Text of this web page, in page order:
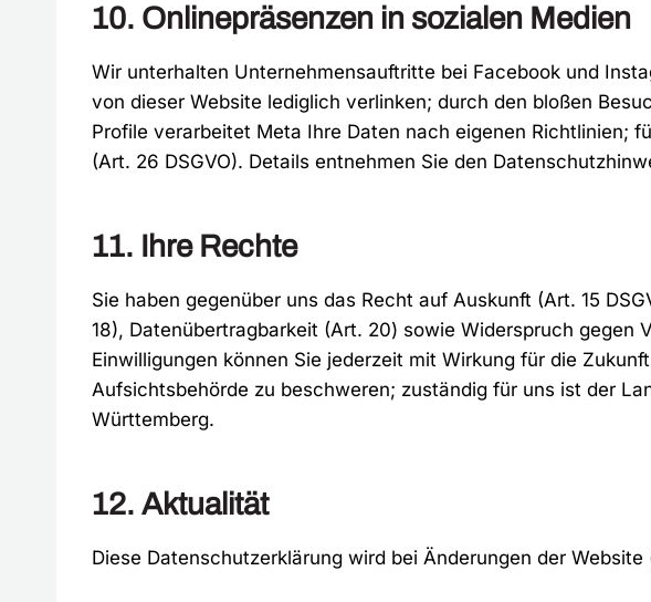
10. Onlinepräsenzen in sozialen Medien
Wir unterhalten Unternehmensauftritte bei Facebook und
von dieser Website lediglich verlinken; durch den bloßen
Profile verarbeitet Meta Ihre Daten nach eigenen Richtlinien;
(Art. 26 DSGVO). Details entnehmen Sie den
11. Ihre Rechte
Sie haben gegenüber uns das Recht auf Auskunft (Art. 15
18), Datenübertragbarkeit (Art. 20) sowie Widerspruch gegen
Einwilligungen können Sie jederzeit mit Wirkung für die
Aufsichtsbehörde zu beschweren; zuständig für uns ist der
Württemberg.
12. Aktualität
Diese Datenschutzerklärung wird bei Änderungen der